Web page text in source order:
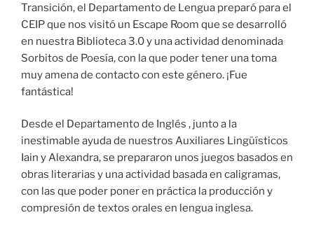
Transición, el Departamento de Lengua preparó para el
CEIP que nos visitó un Escape Room que se desarrolló
en nuestra Biblioteca 3.0 y una actividad denominada
Sorbitos de Poesía, con la que poder tener una toma
muy amena de contacto con este género. ¡Fue
fantástica!
Desde el Departamento de Inglés , junto a la
inestimable ayuda de nuestros Auxiliares Lingüísticos
Iain y Alexandra, se prepararon unos juegos basados en
obras literarias y una actividad basada en caligramas,
con las que poder poner en práctica la producción y
compresión de textos orales en lengua inglesa.